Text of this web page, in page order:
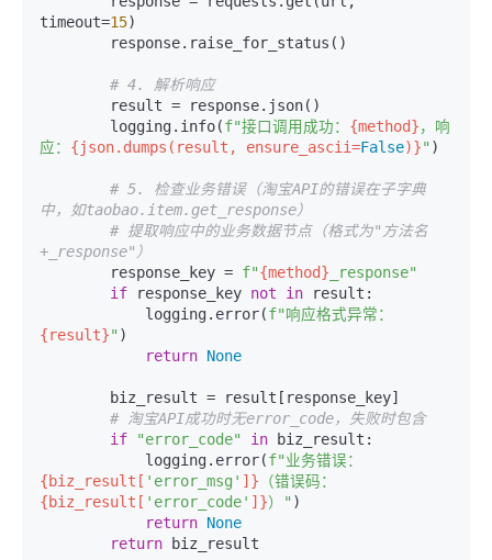
timeout=15)
# 4. 解析响应
        logging.info(
f"接口调用成功： {method}，响
应： {json.dumps(result, ensure_ascii=False)}" )
# 5. 检查业务错误（淘宝API的错误在子字典
中，如taobao.item.get_response）
# 提取响应中的业务数据节点（格式为"方法名
+_response"）
        response_key =
f"{method} _response"
if response_key not in result:
            logging.error(
f"响应格式异常：
{result}" )
return None
# 淘宝API成功时无error_code，失败时包含
if
"error_code" in biz_result:
            logging.error(
f"业务错误：
{biz_result[ 'error_msg' ]} （错误码：
{biz_result[ 'error_code' ]}）" )
return None
return biz_result